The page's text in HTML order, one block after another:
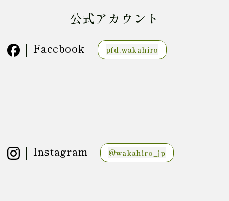
公式アカウント
Facebook pfd.wakahiro
Instagram @wakahiro_jp